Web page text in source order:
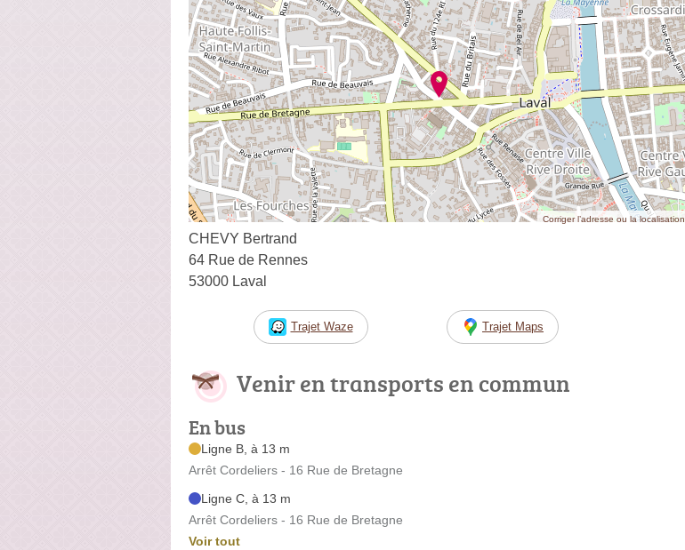
Corriger l’adresse ou la localisation
CHEVY Bertrand
64 Rue de Rennes
53000 Laval
Trajet Waze Trajet Maps
Venir en transports en commun
En bus
Ligne B, à 13 m
Arrêt Cordeliers - 16 Rue de Bretagne
Ligne C, à 13 m
Arrêt Cordeliers - 16 Rue de Bretagne
Voir tout